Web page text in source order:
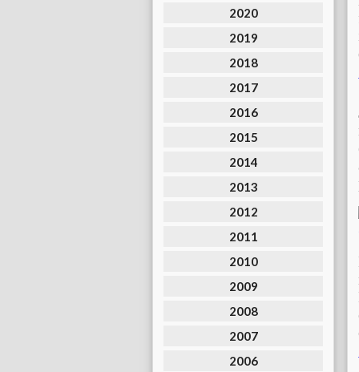
2020
2019
2018
2017
2016
2015
2014
2013
2012
2011
2010
2009
2008
2007
2006